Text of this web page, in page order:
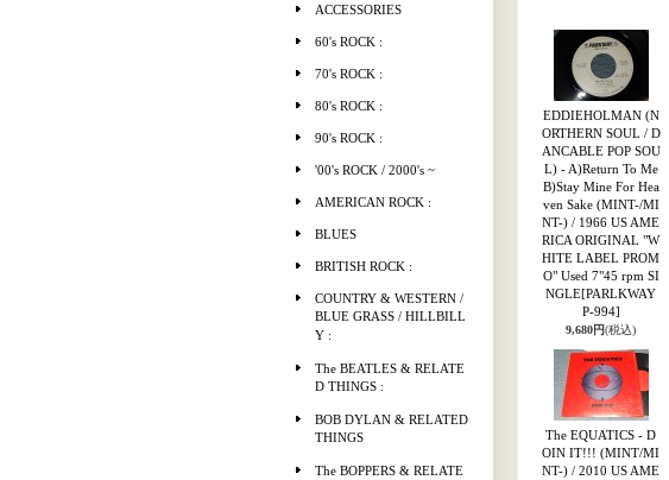
ACCESSORIES
60's ROCK :
70's ROCK :
80's ROCK :
90's ROCK :
'00's ROCK / 2000's ~
AMERICAN ROCK :
BLUES
BRITISH ROCK :
COUNTRY & WESTERN /
BLUE GRASS / HILLBILL
Y :
The BEATLES & RELATE
D THINGS :
BOB DYLAN & RELATED
THINGS
The BOPPERS & RELATE
EDDIEHOLMAN (N
ORTHERN SOUL / D
ANCABLE POP SOU
L) - A)Return To Me
B)Stay Mine For Hea
ven Sake (MINT-/MI
NT-) / 1966 US AME
RICA ORIGINAL "W
HITE LABEL PROM
O" Used 7"45 rpm SI
NGLE[PARLKWAY
P-994]
9,680円(税込)
The EQUATICS - D
OIN IT!!! (MINT/MI
NT-) / 2010 US AME